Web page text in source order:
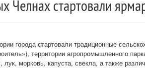
Челнах стартовали
города стартовали традиционные
территории агропромышленного
лук, морковь, капуста, свекла, а также